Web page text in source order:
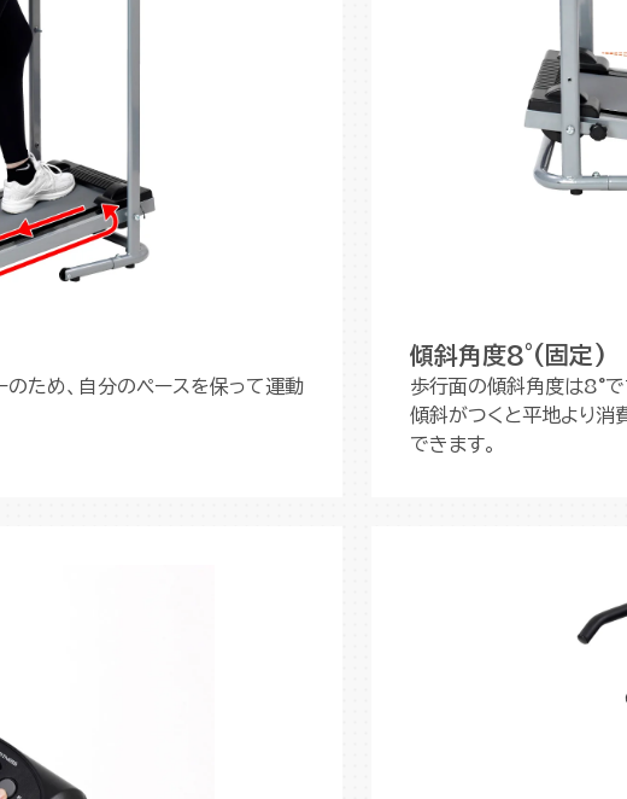
のため、自分のペースを保って運動
傾斜角度8°(固定)
歩行面の傾斜角度は8°で
傾斜がつくと平地より消
できます。